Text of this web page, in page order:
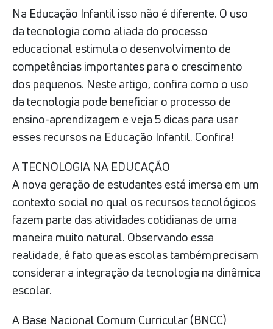
Na Educação Infantil isso não é diferente. O uso
da tecnologia como aliada do processo
educacional estimula o desenvolvimento de
competências importantes para o crescimento
dos pequenos. Neste artigo, confira como o uso
da tecnologia pode beneficiar o processo de
ensino-aprendizagem e veja 5 dicas para usar
esses recursos na Educação Infantil. Confira!
A TECNOLOGIA NA EDUCAÇÃO
A nova geração de estudantes está imersa em um
contexto social no qual os recursos tecnológicos
fazem parte das atividades cotidianas de uma
maneira muito natural. Observando essa
realidade, é fato que as escolas também precisam
considerar a integração da tecnologia na dinâmica
escolar.
A Base Nacional Comum Curricular (BNCC)